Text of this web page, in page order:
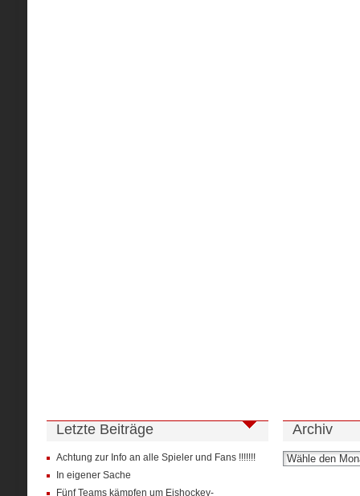
Letzte Beiträge
Achtung zur Info an alle Spieler und Fans !!!!!!!
In eigener Sache
Fünf Teams kämpfen um Eishockey-
Archiv